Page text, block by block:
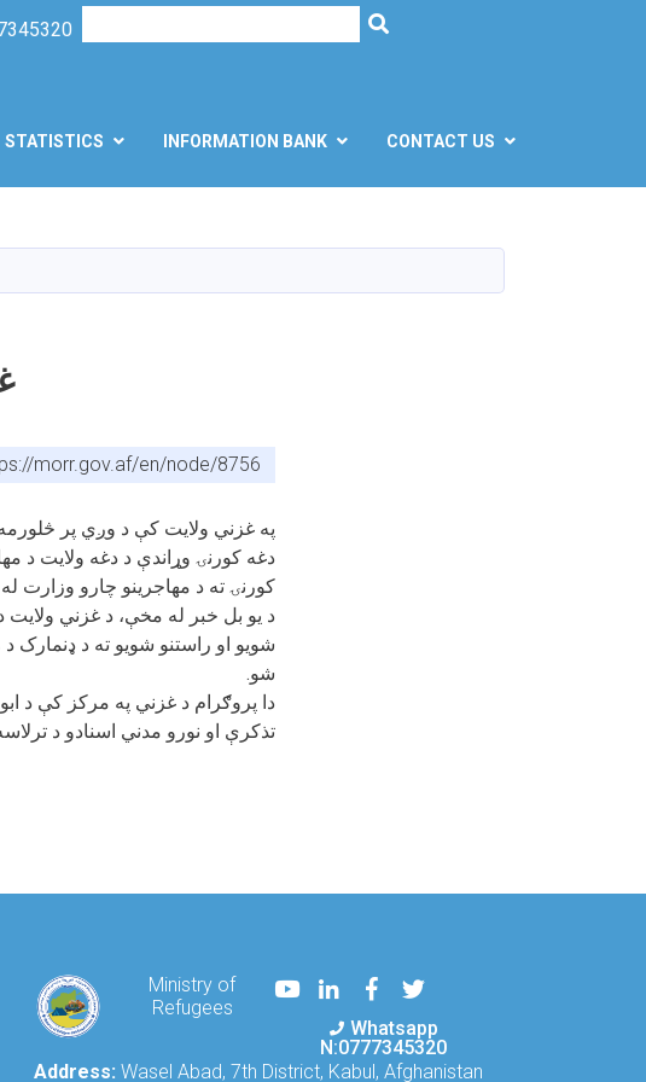
Search
STATISTICS INFORMATION BANK CONTACT US
morr.gov.af/en/node/8756
په غزني ولایت کې د وږي پر څلورمه د سېلاب له
دغه کورنۍ وړاندې د دغه ولايت د
کورنۍ ته د مهاجرینو چارو وزارت
شويو او راستنو شویو ته د ډنمارک
شو.
دا پروګرام د غزني په مرکز کې د
تذکرې او نورو مدني اسنادو د
Ministry of
Refugees
YoutubeLinkedInFacebook
Twitter
Whatsapp
N:0777345320
Address: Wasel Abad, 7th District, Kabul, Afghanistan